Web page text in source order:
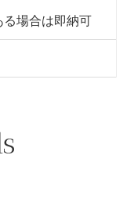
場合は即納可